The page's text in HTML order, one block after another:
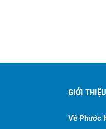
GIỚI THIỆU
Về Phước